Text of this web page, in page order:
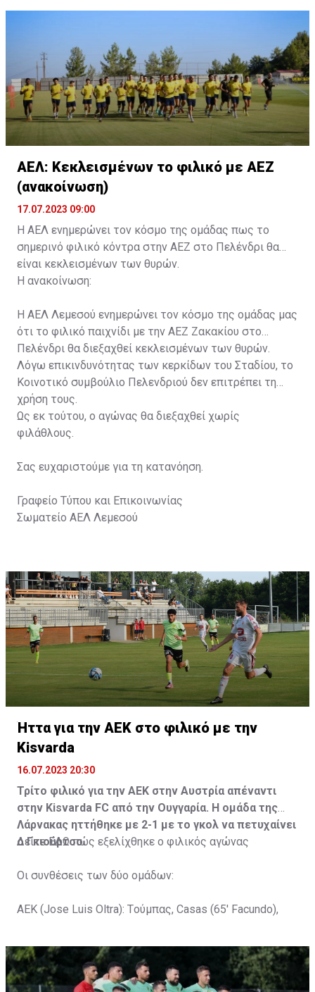
ονοματεπώνυμο, αριθμός πινακίδας αυτοκινήτου,
ΑΕΛ: Κεκλεισμένων το φιλικό με ΑΕΖ
(ανακοίνωση)
17.07.2023 09:00
Η ΑΕΛ ενημερώνει τον κόσμο της ομάδας πως το
σημερινό φιλικό κόντρα στην ΑΕΖ στο Πελένδρι θα
είναι κεκλεισμένων των θυρών.
Η ανακοίνωση:
Η ΑΕΛ Λεμεσού ενημερώνει τον κόσμο της ομάδας μας
ότι το φιλικό παιχνίδι με την ΑΕΖ Ζακακίου στο
Πελένδρι θα διεξαχθεί κεκλεισμένων των θυρών.
Λόγω επικινδυνότητας των κερκίδων του Σταδίου, το
Κοινοτικό συμβούλιο Πελενδριού δεν επιτρέπει τη
χρήση τους.
Ως εκ τούτου, ο αγώνας θα διεξαχθεί χωρίς
φιλάθλους.
Σας ευχαριστούμε για τη κατανόηση.
Γραφείο Τύπου και Επικοινωνίας
Σωματείο ΑΕΛ Λεμεσού
Ήττα για την ΑΕΚ στο φιλικό με την
Kisvarda
16.07.2023 20:30
Τρίτο φιλικό για την ΑΕΚ στην Αυστρία απέναντι
στην Kisvarda FC από την Ουγγαρία. Η ομάδα της
Λάρνακας ηττήθηκε με 2-1 με το γκολ να πετυχαίνει
ο Γκιούρτσο.
ΔείτεΕΔΩπώς εξελίχθηκε ο φιλικός αγώνας
Οι συνθέσεις των δύο ομάδων:
ΑΕΚ (Jose Luis Oltra): Tούμπας, Casas (65' Facundo),
Gyurcso), Κaptoum (46' Καψής (65' Mάμας), Roberge (65'
Tomovic), Aνδρέου (65' Angel) , Κωνσταντή (65' Sol),
Τζιωρτζής (65' Faraj), Κατελάρης (65' Milicevic).